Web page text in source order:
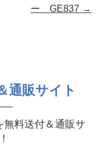
ー GE837 →
通販サイト
無料送付＆通販サ